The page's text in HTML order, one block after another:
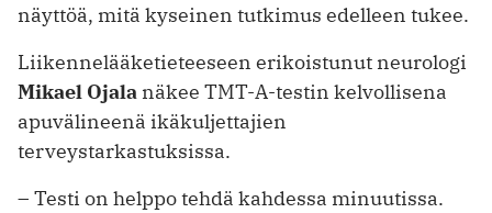
näyttöä, mitä kyseinen tutkimus edelleen tukee.
Liikennelääketieteeseen erikoistunut neurologi
Mikael Ojala näkee TMT-A-testin kelvollisena
apuvälineenä ikäkuljettajien
terveystarkastuksissa.
– Testi on helppo tehdä kahdessa minuutissa.